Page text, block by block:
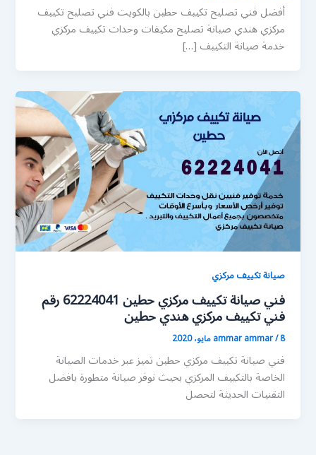
أفضل فني تصليح تكييف حطين بالكويت فني تصليح تكييف
مركزي هندي صيانة تصليح مكيفات وحدات تكييف مركزي
خدمة صيانة التكييف […]
صيانة تكييف مركزي
فني صيانة تكييف مركزي حطين 62224041 رقم
فني تكييف مركزي هندي حطين
ammar ammar/8 مايو، 2020
فني صيانة تكييف مركزي حطين تميز عبر خدمات الصيانة
الخاصة بالتكييف المركزي بحيث نوفر صيانة متطورة بافضل
التقنيات الحديثة لتحصل